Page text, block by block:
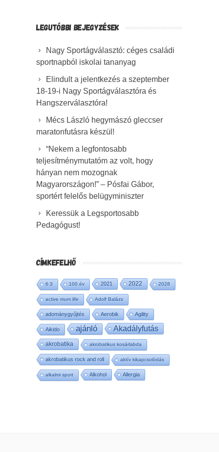
LEGUTÓBBI BEJEGYZÉSEK
Nagy Sportágválasztó: céges családi
sportnapból iskolai tananyag
Elindult a jelentkezés a szeptember
18-19-i Nagy Sportágválasztóra és
Hangszerválasztóra!
Mécs László hegymászó gleccser
maratonfutásra készül!
“Nekem a legfontosabb
teljesítménymutatóm az volt, hogy
hányan nem mozognak
Magyarországon!” – Pósfai Gábor,
sportért felelős belügyminiszter
Keressük a Legsportosabb
Pedagógust!
CÍMKEFELHŐ
6:3 100 év 2021 2022 2028
active mum life Adolf Balázs
adománygyűjtés Aerobik Agility
Aikido ajánló Akadályfutás
akrobatika akrobatikus kosárlabda
akrobatikus rock and roll aktív kikapcsolódás
alkalmi sport Alkohol Allergia